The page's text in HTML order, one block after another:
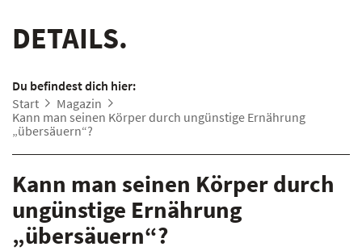
DETAILS.
Du befindest dich hier:
Start
Magazin
Kann man seinen Körper durch ungünstige Ernährung
„übersäuern“?
Kann man seinen Körper durch
ungünstige Ernährung
„übersäuern“?